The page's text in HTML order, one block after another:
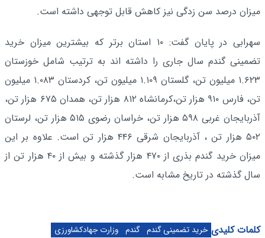
میزان درصد سن زدگی نیز کاهش قابل توجهی داشته است.
سهرابی در پایان گفت: ۱۰ استان برتر که بیشترین میزان خرید
تضمینی گندم سال جاری را داشته اند به ترتیب شامل خوزستان
۱.۶۲۳ میلیون تن، گلستان ۱.۱۰۹ میلیون تن، کردستان ۱.۰۸۳ میلیون
تن، فارس ۹۱۰ هزار تن،کرمانشاه ۸۱۲ هزار تن، همدان ۶۷۵ هزار تن،
آذربایجان غربی ۵۹۸ هزار تن، خراسان رضوی ۵۱۵ هزار تن، لرستان
۵۰۲ هزار تن ، آذربایجان شرقی ۴۴۶ هزار تن است. علاوه بر این
میزان خرید گندم بذری از ۴۷۰ هزار گذشته و بیش از ۴۰ هزار تن از
سال گذشته در تاریخ مشابه است.
کلمات کلیدی خرید تضمینی گندم گندم وزارت جهادکشاورزی